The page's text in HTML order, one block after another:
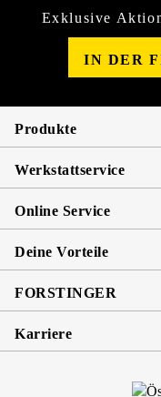
Exklusive
IN DER
Produkte
Werkstattservice
Online Service
Deine Vorteile
FORSTINGER
Karriere